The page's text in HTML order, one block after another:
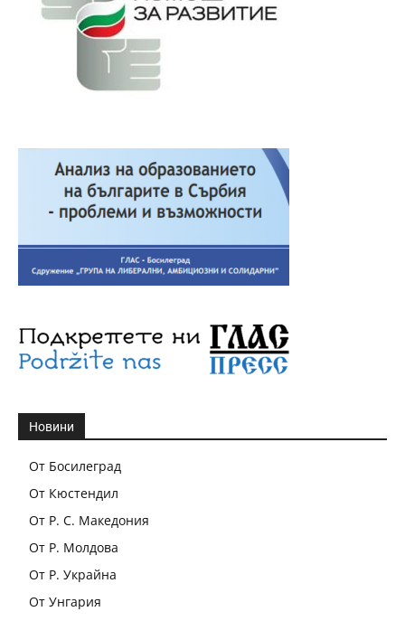
Новини
От Босилеград
От Кюстендил
От Р. С. Македония
От Р. Молдова
От Р. Украйна
От Унгария